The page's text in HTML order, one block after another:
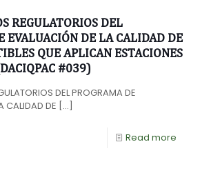
REGULATORIOS DEL
EVALUACIÓN DE LA CALIDAD DE
QUE APLICAN ESTACIONES
#039)
DEL PROGRAMA DE
CALIDAD DE […]
Read more